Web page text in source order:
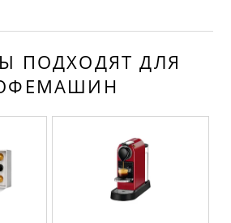
ORIGINAL
139 990 ₸
+ Купить